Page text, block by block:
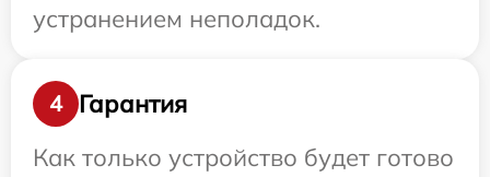
устранением неполадок.
4
Гарантия
Как только устройство будет готово